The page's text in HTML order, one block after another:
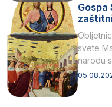
Gospa
svete
narodu
naziv,